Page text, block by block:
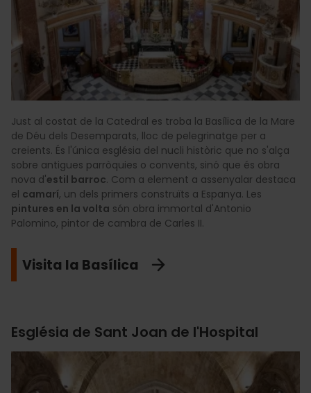
Just al costat de la Catedral es troba la Basílica de la Mare
de Déu dels Desemparats, lloc de pelegrinatge per a
creients. És l'única església del nucli històric que no s'alça
sobre antigues parròquies o convents, sinó que és obra
nova d'estil barroc. Com a element a assenyalar destaca
el camarí, un dels primers construïts a Espanya. Les
pintures en la volta són obra immortal d'Antonio
Palomino, pintor de cambra de Carles II.
Visita la Basílica
Església de Sant Joan de l'Hospital